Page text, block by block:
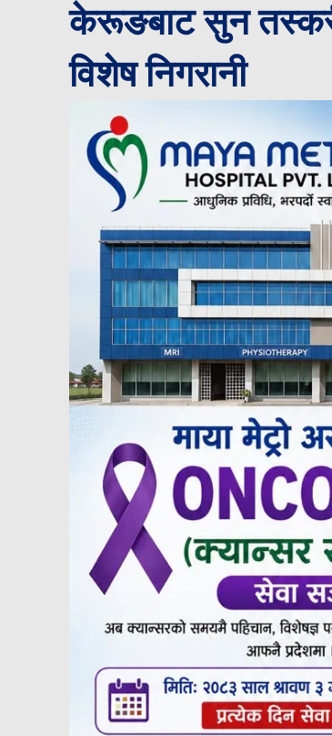
केरूङबाट सुन तस्करी
विशेष निगरानी